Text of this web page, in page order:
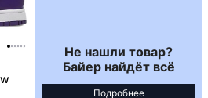
Не нашли товар?
Байер найдёт всё
Подробнее